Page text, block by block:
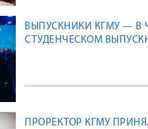
ВЫПУСКНИКИ КГМУ — В
СТУДЕНЧЕСКОМ
ПРОРЕКТОР КГМУ